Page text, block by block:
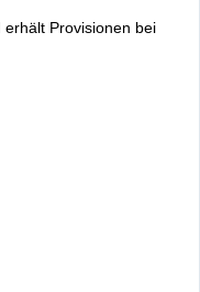
Provisionen bei